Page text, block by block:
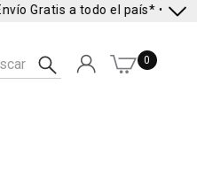
Gratis a todo el país* •Envío
0